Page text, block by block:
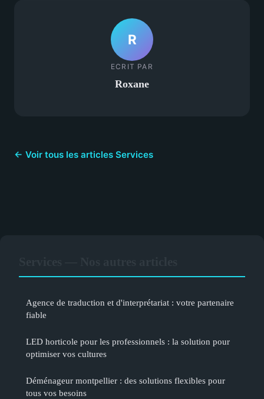
R
ECRIT PAR
Roxane
← Voir tous les articles Services
Agence de traduction et d'interprétariat : votre partenaire
fiable
LED horticole pour les professionnels : la solution pour
optimiser vos cultures
Déménageur montpellier : des solutions flexibles pour
tous vos besoins